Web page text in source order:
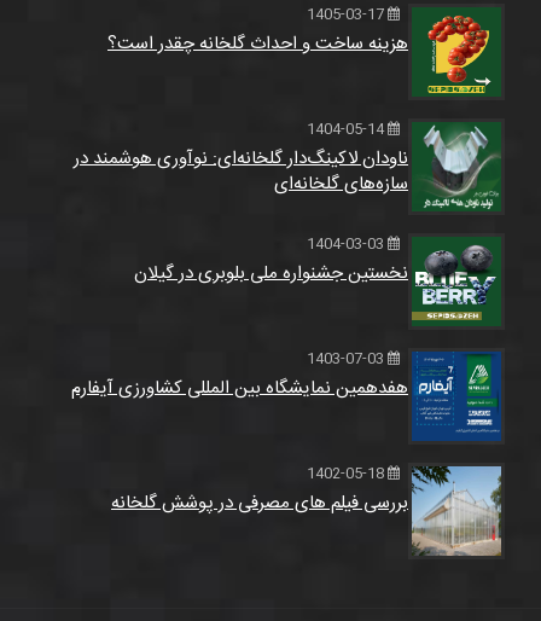
هزینه ساخت و احداث گلخانه چقدر است؟
1404-05-14
ناودان لاکینگ‌دار گلخانه‌ای: نوآوری هوشمند در
سازه‌های گلخانه‌ای
نخستین جشنواره ملی بلوبری در گیلان
هفدهمین نمایشگاه بین المللی کشاورزی آیفارم
بررسی فیلم های مصرفی در پوشش گلخانه